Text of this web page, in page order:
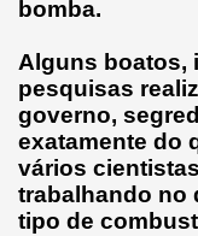
bomba.
Alguns boatos,
pesquisas
governo,
exatamente do
vários
trabalhando no
tipo de